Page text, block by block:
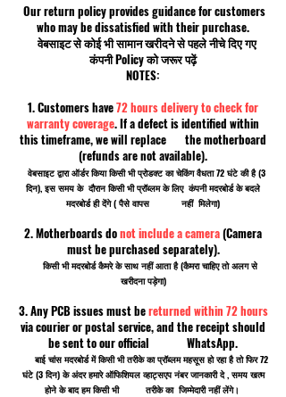
Our return policy provides guidance for customers
who may be dissatisfied with their purchase.
वेबसाइट से कोई भी सामान खरीदने से पहले नीचे दिए गए
कंपनी Policy को जरूर पढ़ें
NOTES:
1. Customers have72 hours delivery to check for
warranty coverage. If a defect is identified within
this timeframe, we will replace the motherboard
(refunds are not available).
वेबसाइट द्वारा ऑर्डर किया किसी भी प्रोडक्ट का चेकिंग वैधता 72 घंटे की है (3
दिन), इस समय के दौरान किसी भी प्रॉब्लम के लिए कंपनी मदरबोर्ड के बदले
मदरबोर्ड ही देंगे ( पैसे वापस नहीं मिलेगा)
2. Motherboards donot include a camera(Camera
must be purchased separately).
किसी भी मदरबोर्ड कैमरे के साथ नहीं आता है (कैमरा चाहिए तो अलग से
खरीदना पड़ेगा)
3. Any PCB issues must bereturned within 72 hours
via courier or postal service, and the receipt should
be sent to our official WhatsApp.
बाई चांस मदरबोर्ड में किसी भी तरीके का प्रॉब्लम महसूस हो रहा है तो फिर 72
घंटे (3 दिन) के अंदर हमारे ऑफिशियल व्हाट्सएप नंबर जानकारी दे , समय खत्म
होने के बाद हम किसी भी तरीके का जिम्मेदारी नहीं लेंगे।